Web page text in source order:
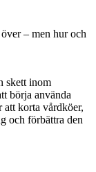
– men hur och
skett inom
börja använda
korta vårdköer,
och förbättra den